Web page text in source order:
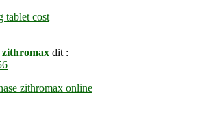
tablet cost
dit :
zithromax online